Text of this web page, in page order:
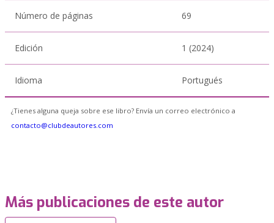
Número de páginas 69
Edición 1 (2024)
Idioma Portugués
¿Tienes alguna queja sobre ese libro? Envía un correo electrónico a
contacto@clubdeautores.com
Más publicaciones de este autor